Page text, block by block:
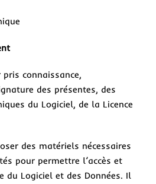
connaissance,
des présentes, des
du Logiciel, de la Licence
des matériels nécessaires
pour permettre l’accès et
du Logiciel et des Données. Il